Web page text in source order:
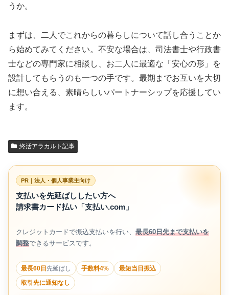
うか。
まずは、二人でこれからの暮らしについて話し合うことか
ら始めてみてください。不安な場合は、司法書士や行政書
士などの専門家に相談し、お二人に最適な「安心の形」を
設計してもらうのも一つの手です。最期までお互いを大切
に想い合える、素晴らしいパートナーシップを応援してい
ます。
終活アラカルト記事
PR｜法人・個人事業主向け
支払いを先延ばししたい方へ
請求書カード払い「支払い.com」
クレジットカードで振込支払いを行い、 最長60日先まで支払いを
調整できるサービスです。
最長60日先延ばし 手数料4%
最短当日振込
取引先に通知なし